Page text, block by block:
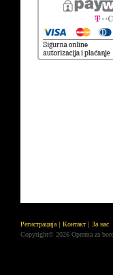
Регистрација Контакт
За нас
Copyright© 2026 Oprema za